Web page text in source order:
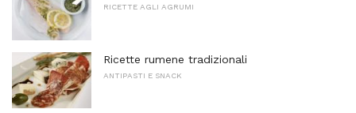
RICETTE AGLI AGRUMI
Ricette rumene tradizionali
ANTIPASTI E SNACK